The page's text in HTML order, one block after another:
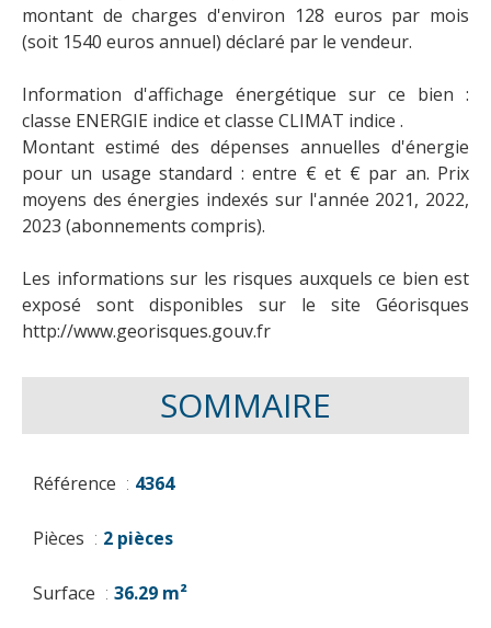
montant de charges d'environ 128 euros par mois
(soit 1540 euros annuel) déclaré par le vendeur.
Information d'affichage énergétique sur ce bien :
classe ENERGIE indice et classe CLIMAT indice .
Montant estimé des dépenses annuelles d'énergie
pour un usage standard : entre € et € par an. Prix
moyens des énergies indexés sur l'année 2021, 2022,
2023 (abonnements compris).
Les informations sur les risques auxquels ce bien est
exposé sont disponibles sur le site Géorisques
http://www.georisques.gouv.fr
SOMMAIRE
Référence 4364
Pièces 2 pièces
Surface 36.29 m²